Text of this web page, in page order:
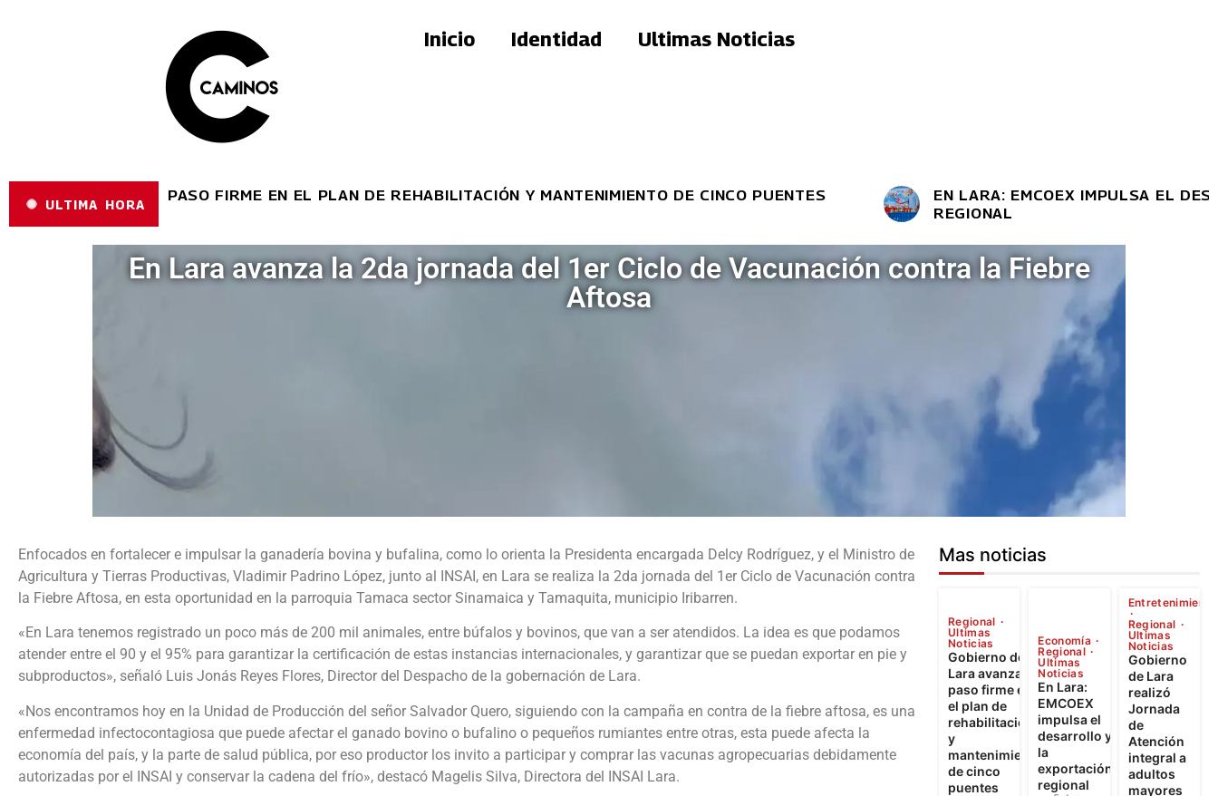
Inicio Identidad Ultimas Noticias
ULTIMA HORA
AVANZA A PASO FIRME EN EL PLAN DE REHABILITACIÓN Y MANTENIMIENTO DE CINCO PUENTES
EN LARA: EMCOEX IMPULSA EL
REGIONAL
En Lara avanza la 2da jornada del 1er Ciclo de Vacunación contra la Fiebre
Aftosa
Enfocados en fortalecer e impulsar la ganadería bovina y bufalina, como lo orienta la Presidenta encargada Delcy Rodríguez, y el Ministro de
Agricultura y Tierras Productivas, Vladimir Padrino López, junto al INSAI, en Lara se realiza la 2da jornada del 1er Ciclo de Vacunación contra
la Fiebre Aftosa, en esta oportunidad en la parroquia Tamaca sector Sinamaica y Tamaquita, municipio Iribarren.
«En Lara tenemos registrado un poco más de 200 mil animales, entre búfalos y bovinos, que van a ser atendidos. La idea es que podamos
atender entre el 90 y el 95% para garantizar la certificación de estas instancias internacionales, y garantizar que se puedan exportar en pie y
subproductos», señaló Luis Jonás Reyes Flores, Director del Despacho de la gobernación de Lara.
«Nos encontramos hoy en la Unidad de Producción del señor Salvador Quero, siguiendo con la campaña en contra de la fiebre aftosa, es una
enfermedad infectocontagiosa que puede afectar el ganado bovino o bufalino o pequeños rumiantes entre otras, esta puede afecta la
economía del país, y la parte de salud pública, por eso productor los invito a participar y comprar las vacunas agropecuarias debidamente
autorizadas por el INSAI y conservar la cadena del frío», destacó Magelis Silva, Directora del INSAI Lara.
Mas noticias
Regional
Ultimas
Noticias
Gobierno de
Lara avanza a
paso firme en
el plan de
rehabilitación
y
mantenimiento
de cinco
puentes
Economía
Regional
Ultimas
Noticias
En Lara:
EMCOEX
impulsa el
desarrollo y
la
exportación
regional
Entretenimiento
Regional
Ultimas
Noticias
Gobierno
de Lara
realizó
Jornada
de
Atención
integral a
adultos
mayores